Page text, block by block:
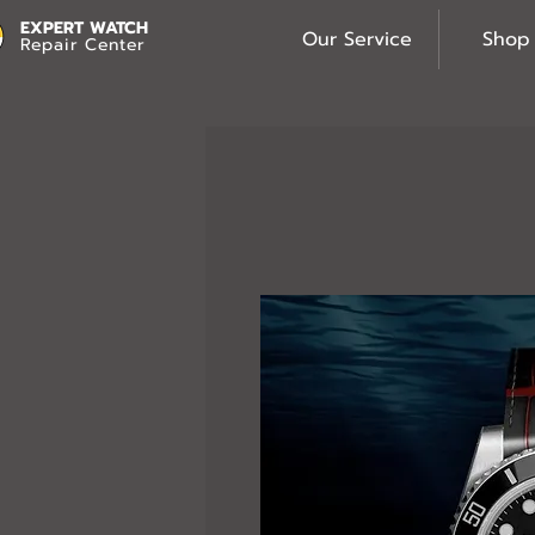
EXPERT WATCH
Repair Center Our Service Shop